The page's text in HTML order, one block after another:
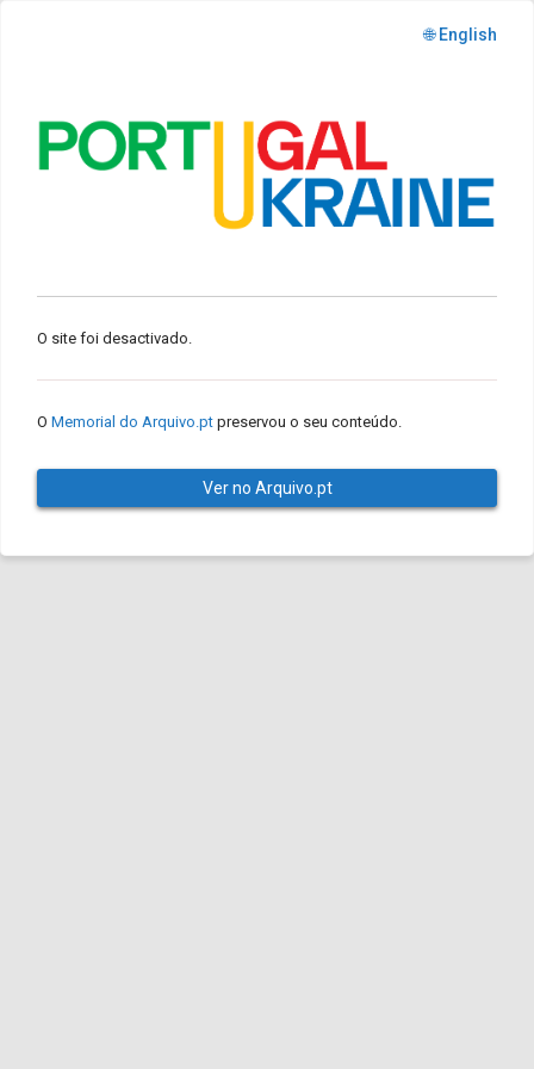
🌐 English
O site foi desactivado.
O Memorial do Arquivo.pt preservou o seu conteúdo.
Ver no Arquivo.pt